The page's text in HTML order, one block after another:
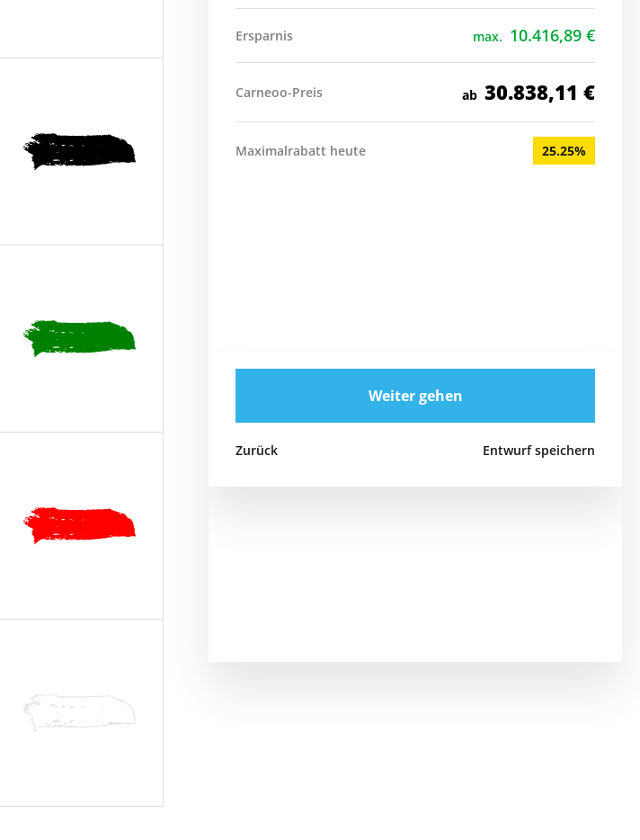
Ersparnis max. 10.416,89 €
Carneoo-Preis ab 30.838,11 €
Maximalrabatt heute 25.25%
Weiter gehen
Zurück Entwurf speichern